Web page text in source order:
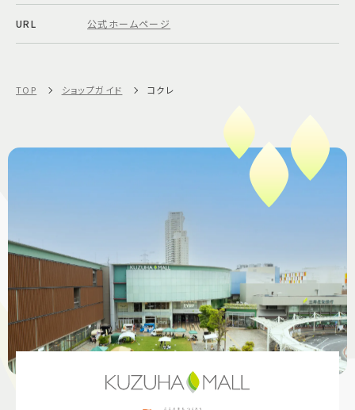
URL 公式ホームページ
TOP ショップガイド コクレ